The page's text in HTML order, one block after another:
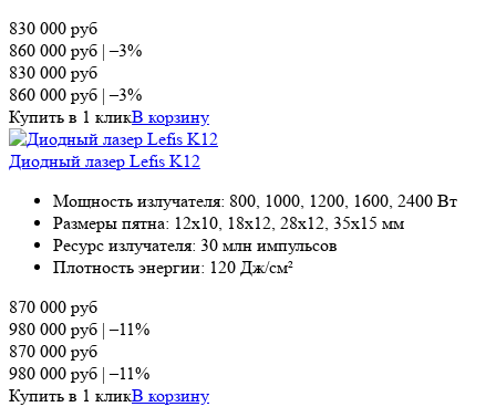
830 000 руб
860 000 руб |–3%
830 000 руб
860 000 руб |–3%
Купить в 1 кликВ корзину
Диодный лазер Lefis K12
Мощность излучателя: 800, 1000, 1200, 1600, 2400 Вт
Размеры пятна: 12х10, 18х12, 28х12, 35х15 мм
Ресурс излучателя: 30 млн импульсов
Плотность энергии: 120 Дж/см²
870 000 руб
980 000 руб |–11%
870 000 руб
980 000 руб |–11%
Купить в 1 кликВ корзину